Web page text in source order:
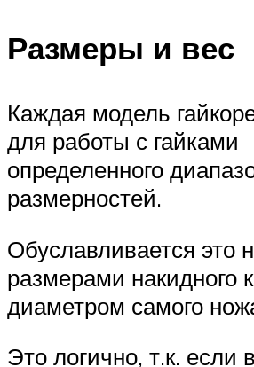
Размеры и вес
Каждая модель
для работы с гайками
определенного
размерностей.
Обуславливается это
размерами накидного
диаметром самого
Это логично, т.к. если